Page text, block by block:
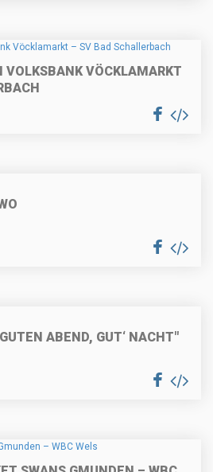
VOLKSBANK VÖCKLAMARKT
ABEND, GUT‘ NACHT"